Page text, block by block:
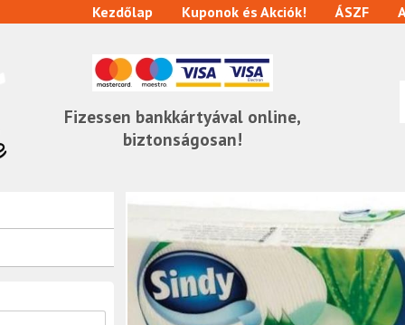
Fizessen bankkártyával online,
biztonságosan!
Kezdőlap Kuponok és Akciók! ÁSZF